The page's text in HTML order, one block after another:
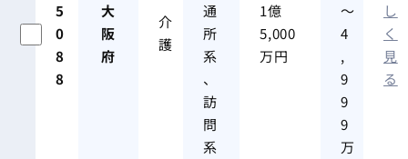
5
0
8
8
大
阪
府
介
護
通
所
系
、
訪
問
系
1億
5,000
万円
～
4
,
9
9
9
万
し
く
見
る